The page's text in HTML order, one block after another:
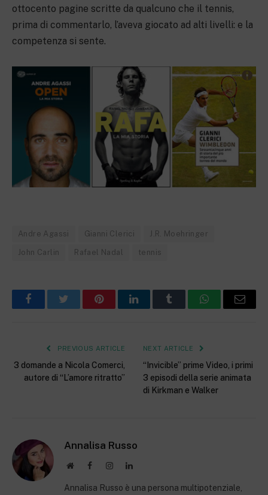
ottocento pagine scritte da qualcuno che il tennis,
prima di commentarlo, l’aveva giocato ad alti livelli: e la
competenza si sente.
Andre Agassi Gianni Clerici J.R. Moehringer
John Carlin Rafael Nadal tennis
FacebookTwitter PinterestLinkedInTumblr WhatsAppEmail
PREVIOUS ARTICLE
3 domande a Nicola Comerci,
autore di “L’amore ritratto”
NEXT ARTICLE
“Invicible” prime Video, i primi
3 episodi della serie animata
di Kirkman e Walker
Annalisa Russo
WebsiteFacebookInstagramLinkedIn
Annalisa Russo è una persona multipotenziale,